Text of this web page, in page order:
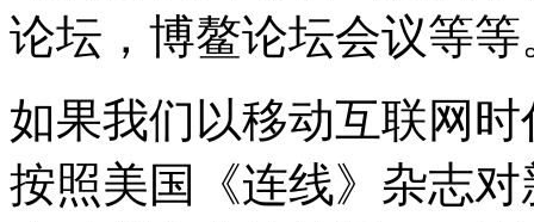
论坛，博鳌论坛会议等等
如果我们以移动互联网
按照美国《连线》杂志